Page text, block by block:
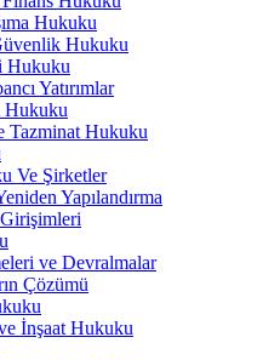
Hukuku
Hukuku
Hukuku
Yatırımlar
Hukuku
Tazminat Hukuku
Ve Şirketler
Yapılandırma
Girişimleri
ve Devralmalar
Çözümü
İnşaat Hukuku